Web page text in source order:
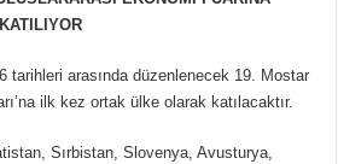
tarihleri arasında düzenlenecek 19. Mostar
ilk kez ortak ülke olarak katılacaktır.
Sırbistan, Slovenya, Avusturya,